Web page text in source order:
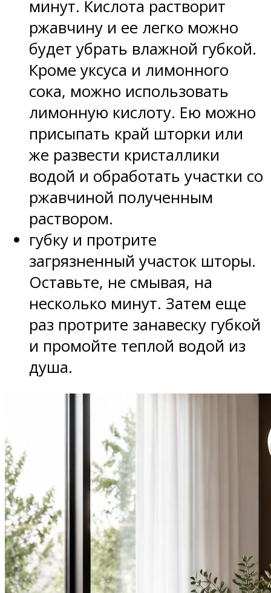
минут. Кислота растворит
ржавчину и ее легко можно
будет убрать влажной губкой.
Кроме уксуса и лимонного
сока, можно использовать
лимонную кислоту. Ею можно
присыпать край шторки или
же развести кристаллики
водой и обработать участки со
ржавчиной полученным
раствором.
губку и протрите
загрязненный участок шторы.
Оставьте, не смывая, на
несколько минут. Затем еще
раз протрите занавеску губкой
и промойте теплой водой из
душа.